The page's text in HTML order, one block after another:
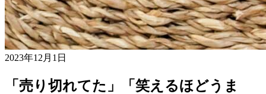
2023年12月1日
「売り切れてた」「笑えるほどうま